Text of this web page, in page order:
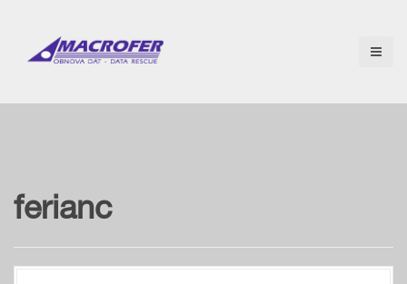
o
ferianc